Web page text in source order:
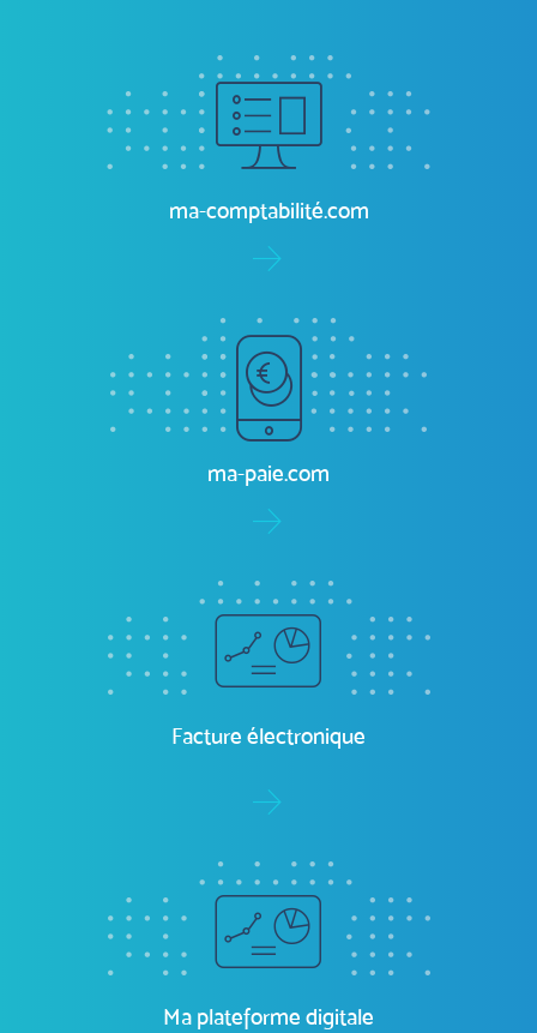
ma-comptabilité.com
ma-paie.com
Facture électronique
Ma plateforme digitale